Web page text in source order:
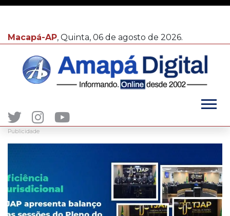
Macapá-AP, Quinta, 06 de agosto de 2026.
Publicidade